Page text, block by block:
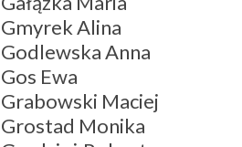
Gmyrek Alina
Godlewska Anna
Gos Ewa
Grabowski Maciej
Grostad Monika